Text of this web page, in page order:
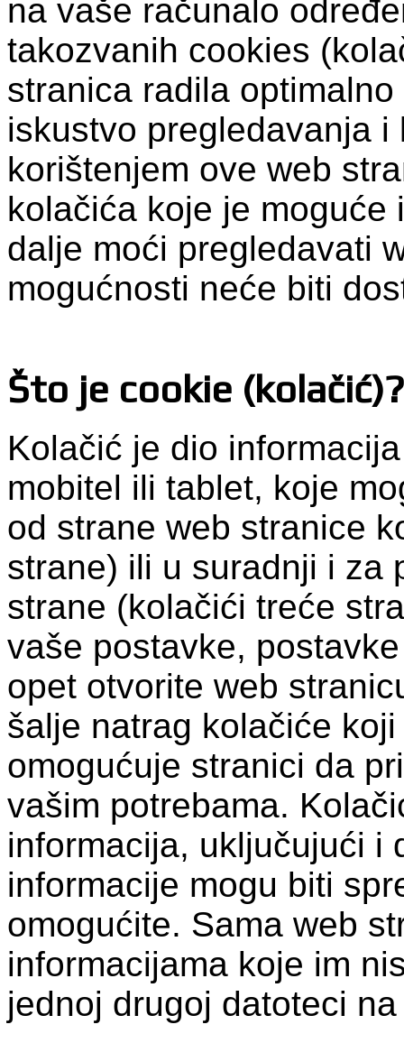
na vaše računalo
takozvanih cookies
stranica radila
iskustvo pregledavanja
korištenjem ove web
kolačića koje je
dalje moći pregledavati
mogućnosti neće biti
Što je cookie (kolačić)?
Kolačić je dio
mobitel ili tablet, koje
od strane web stranice
strane) ili u suradnji i za
strane (kolačići treće
vaše postavke,
opet otvorite web
šalje natrag kolačiće
omogućuje stranici da
vašim potrebama.
informacija, uključujući i
informacije mogu biti
omogućite. Sama web
informacijama koje im
jednoj drugoj datoteci